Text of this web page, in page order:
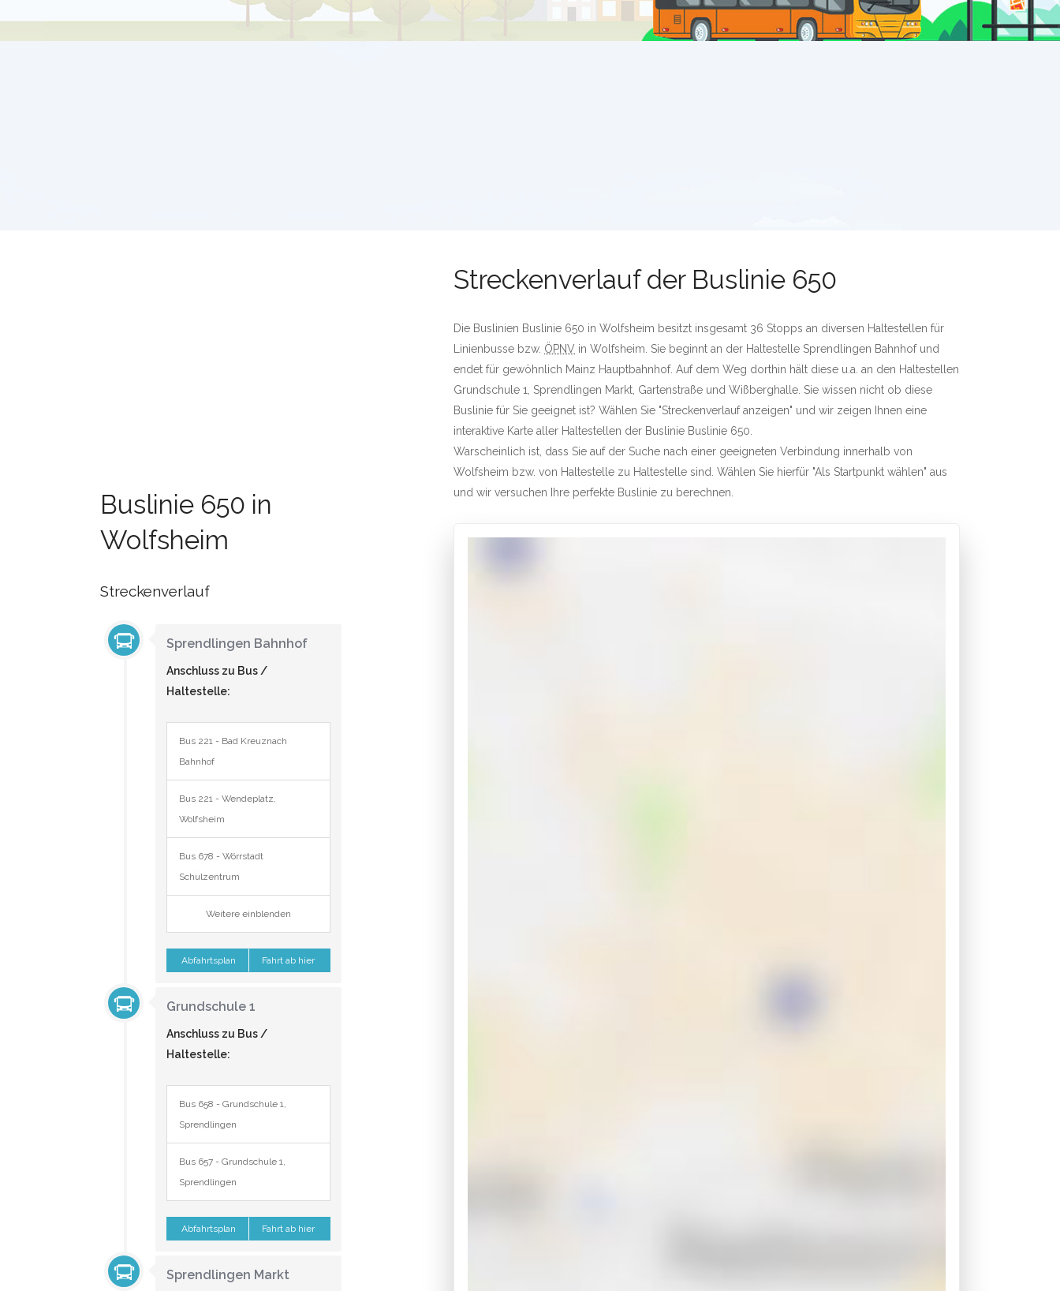
Buslinie 650 in
Wolfsheim
Streckenverlauf
Sprendlingen Bahnhof
Anschluss zu Bus /
Haltestelle:
Bus 221 - Bad Kreuznach
Bahnhof
Bus 221 - Wendeplatz,
Wolfsheim
Bus 678 - Wörrstadt
Schulzentrum
Weitere einblenden
Abfahrtsplan Fahrt ab hier
Grundschule 1
Anschluss zu Bus /
Haltestelle:
Bus 658 - Grundschule 1,
Sprendlingen
Bus 657 - Grundschule 1,
Sprendlingen
Abfahrtsplan Fahrt ab hier
Sprendlingen Markt
Streckenverlauf der Buslinie 650
Die Buslinien Buslinie 650 in Wolfsheim besitzt insgesamt 36 Stopps an diversen Haltestellen für
Linienbusse bzw. ÖPNV in Wolfsheim. Sie beginnt an der Haltestelle Sprendlingen Bahnhof und
endet für gewöhnlich Mainz Hauptbahnhof. Auf dem Weg dorthin hält diese u.a. an den Haltestellen
Grundschule 1, Sprendlingen Markt, Gartenstraße und Wißberghalle. Sie wissen nicht ob diese
Buslinie für Sie geeignet ist? Wählen Sie "Streckenverlauf anzeigen" und wir zeigen Ihnen eine
interaktive Karte aller Haltestellen der Buslinie Buslinie 650.
Warscheinlich ist, dass Sie auf der Suche nach einer geeigneten Verbindung innerhalb von
Wolfsheim bzw. von Haltestelle zu Haltestelle sind. Wählen Sie hierfür "Als Startpunkt wählen" aus
und wir versuchen Ihre perfekte Buslinie zu berechnen.